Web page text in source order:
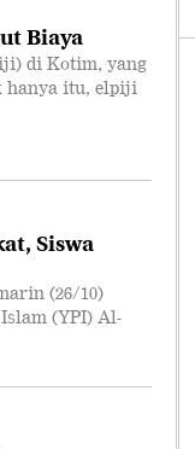
Biaya
di Kotim, yang
hanya itu, elpiji
Siswa
(26/10)
(YPI) Al-